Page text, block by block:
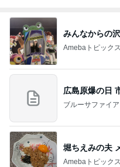
みんなからの
Amebaトピックス
広島原爆の日
ブルーサファイア
堀ちえみの夫
Amebaトピックス